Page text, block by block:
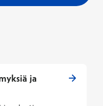
ja